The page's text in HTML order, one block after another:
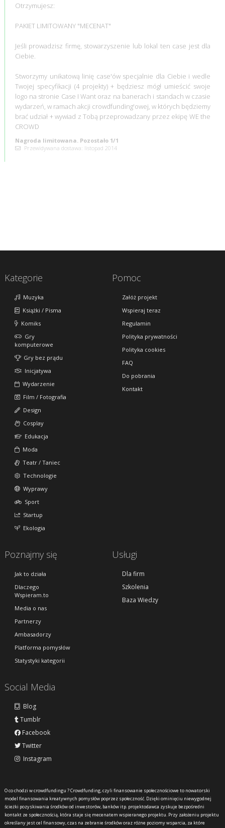
Otrzymujesz:
PAKIET LIMITOWANY "MECENAT"
Jeśli prowadzisz firmę, stowarzyszenie lub lokal ten case jest dla
Ciebie.
Stworzymy unikatową linię case'ów specjalnie dla Ciebie i wedle
Twojej specyfikacji (4 projekty) + będziesz mógł umieścić swoje
logo na stronie Case I Want oraz na banerach i standach w czasie
wydarzeń, w ramach akcji crowdfunding'owej, w których będziemy
brać udział + wywiad z Tobą przeprowadzany przez ekipę WE the
CROWD
Nagroda limitowana. Pozostało 1/1
Przewidywana dostawa: listopad 2014
Kategorie
Muzyka
Książki / Pisma
Komiks
Gry
komputerowe
Gry bez prądu
Inicjatywa
Wydarzenie
Film / Fotografia
Design
Cosplay
Edukacja
Moda
Teatr / Taniec
Technologie
Wyprawy
Sport
Startup
Ekologia
Pomoc
Załóż projekt
Wspieraj teraz
Regulamin
Polityka prywatności
Polityka cookies
FAQ
Do pobrania
Kontakt
Poznajmy się
Jak to działa
Dlaczego
Wspieram.to
Media o nas
Partnerzy
Ambasadorzy
Platforma pomysłów
Statystyki kategorii
Usługi
Dla firm
Szkolenia
Baza Wiedzy
Social Media
Blog
Tumblr
Facebook
Twitter
Instagram
O co chodzi w crowdfundingu ?Crowdfunding, czyli finansowanie społecznościowe to nowatorski
model finansowania kreatywnych pomysłów poprzez społeczność. Dzięki ominięciu niewygodnej
ścieżki pozyskiwania środków od inwestorów, banków itp. projektodawca zyskuje bezpośredni
kontakt ze społecznością, która staje się mecenatem wspieranego projektu. Przy założeniu projektu
określany jest cel finansowy, czas na zebranie środków oraz różne poziomy wsparcia, za które